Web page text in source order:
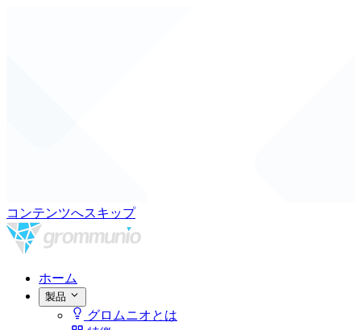
コンテンツへスキップ
ホーム
製品
グロムニオとは